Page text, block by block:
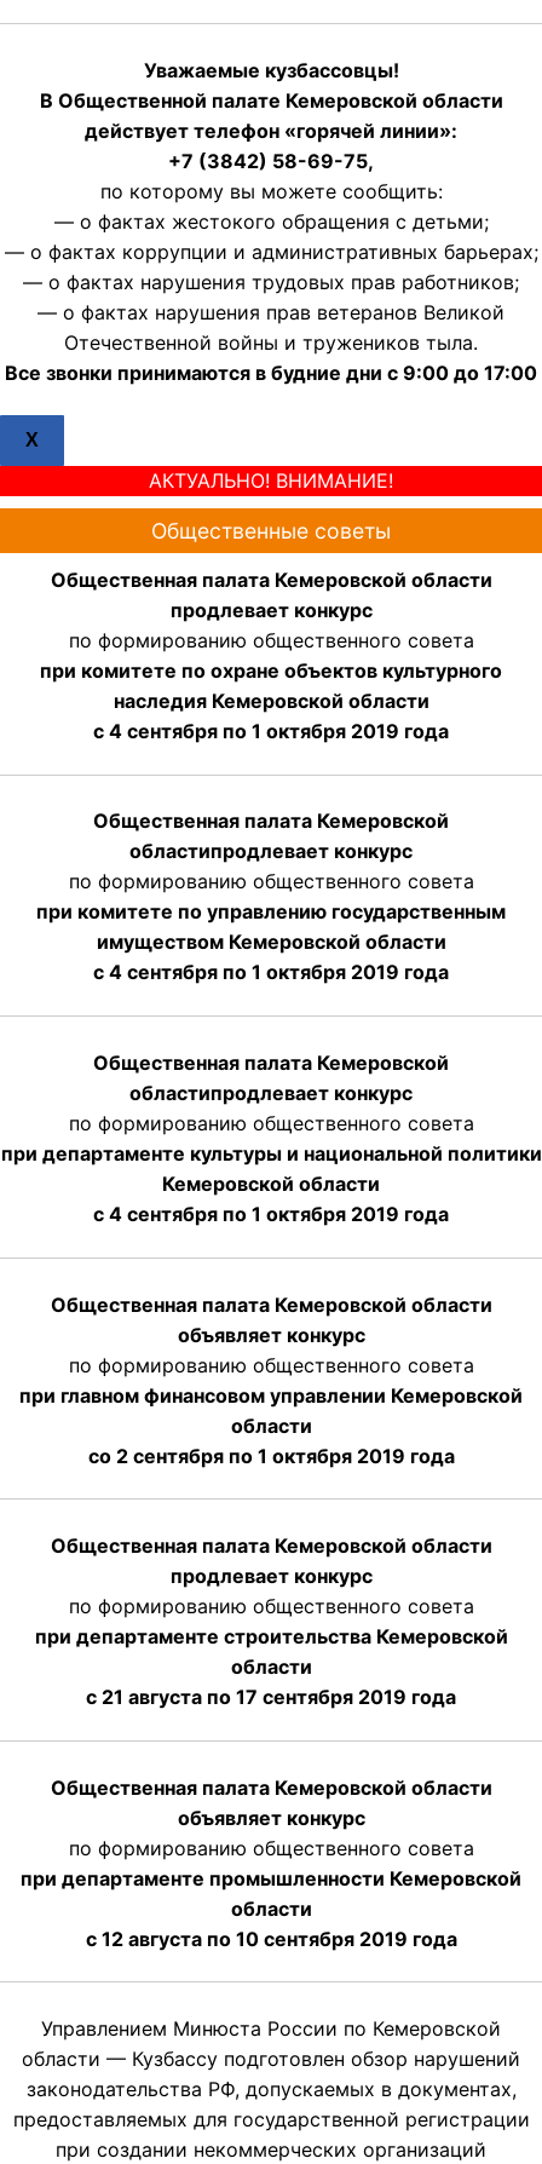
Уважаемые кузбассовцы!
В Общественной палате Кемеровской области
действует телефон «горячей линии»:
+7 (3842) 58-69-75,
по которому вы можете сообщить:
— о фактах жестокого обращения с детьми;
— о фактах коррупции и административных барьерах;
— о фактах нарушения трудовых прав работников;
— о фактах нарушения прав ветеранов Великой
Отечественной войны и тружеников тыла.
Все звонки принимаются в будние дни с 9:00 до 17:00
X
АКТУАЛЬНО! ВНИМАНИЕ!
Общественные советы
Общественная палата Кемеровской области
продлевает конкурс
по формированию общественного совета
при комитете по охране объектов культурного
наследия Кемеровской области
с 4 сентября по 1 октября 2019 года
Общественная палата Кемеровской
областипродлевает конкурс
по формированию общественного совета
при комитете по управлению государственным
имуществом Кемеровской области
с 4 сентября по 1 октября 2019 года
Общественная палата Кемеровской
областипродлевает конкурс
по формированию общественного совета
при департаменте культуры и национальной политики
Кемеровской области
с 4 сентября по 1 октября 2019 года
Общественная палата Кемеровской области
объявляет конкурс
по формированию общественного совета
при главном финансовом управлении Кемеровской
области
со 2 сентября по 1 октября 2019 года
Общественная палата Кемеровской области
продлевает конкурс
по формированию общественного совета
при департаменте строительства Кемеровской
области
с 21 августа по 17 сентября 2019 года
Общественная палата Кемеровской области
объявляет конкурс
по формированию общественного совета
при департаменте промышленности Кемеровской
области
с 12 августа по 10 сентября 2019 года
Управлением Минюста России по Кемеровской
области — Кузбассу подготовлен обзор нарушений
законодательства РФ, допускаемых в документах,
предоставляемых для государственной регистрации
при создании некоммерческих организаций